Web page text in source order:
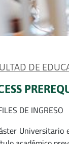
DE
DE INGRESO
Universitario